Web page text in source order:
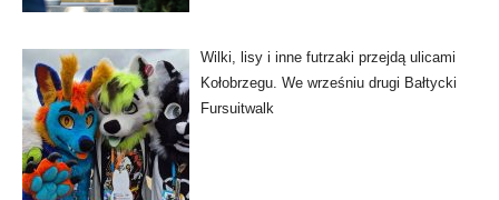
Wilki, lisy i inne futrzaki przejdą ulicami
Kołobrzegu. We wrześniu drugi Bałtycki
Fursuitwalk